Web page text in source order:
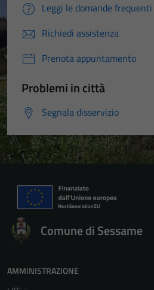
Leggi le domande frequenti
Richiedi assistenza
Prenota appuntamento
Problemi in città
Segnala disservizio
Comune di Sessame
AMMINISTRAZIONE